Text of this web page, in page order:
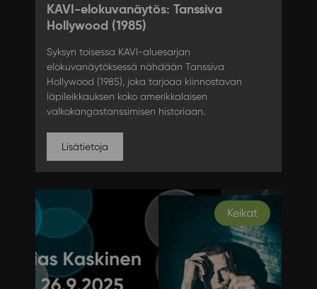
KAVI-elokuvanäytös: Tanssiva
Hollywood (1985)
Syksyn toisessa KAVI-aluesarjan
elokuvanäytöksessä nähdään Tanssiva
Hollywood (1985), joka tarjoaa kiinnostavan
läpileikkauksen koko amerikkalaisen
valkokangastanssimisen historiaan.
Lisätietoja
Keikat